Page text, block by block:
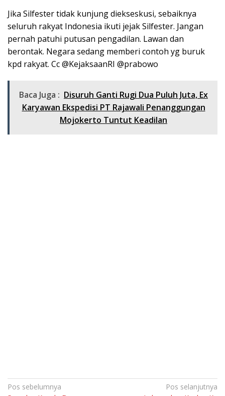
Jika Silfester tidak kunjung diekseskusi, sebaiknya
seluruh rakyat Indonesia ikuti jejak Silfester. Jangan
pernah patuhi putusan pengadilan. Lawan dan
berontak. Negara sedang memberi contoh yg buruk
kpd rakyat. Cc @KejaksaanRI @prabowo
Baca Juga : Disuruh Ganti Rugi Dua Puluh Juta, Ex
Karyawan Ekspedisi PT Rajawali Penanggungan
Mojokerto Tuntut Keadilan
Navigasi
Pos sebelumnya
Pos selanjutnya